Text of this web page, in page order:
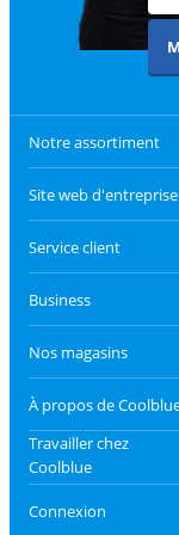
Notre assortiment
Site web d'entreprise
Service client
Business
Nos magasins
À propos de
Travailler chez
Coolblue
Connexion